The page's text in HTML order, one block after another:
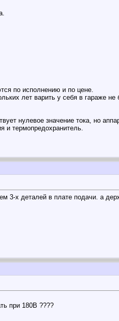
по исполнению и по цене.
лет варить у себя в гараже
нулевое значение тока, но
и термопредохранитель.
3-х деталей в плате подачи. а
при 180В ????